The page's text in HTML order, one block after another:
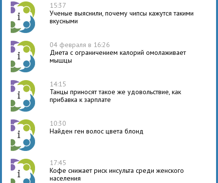
15:37
Ученые выяснили, почему чипсы кажутся такими
вкусными
04 февраля в 16:26
Диета с ограничением калорий омолаживает
мышцы
14:15
Танцы приносят такое же удовольствие, как
прибавка к зарплате
10:30
Найден ген волос цвета блонд
17:45
Кофе снижает риск инсульта среди женского
населения